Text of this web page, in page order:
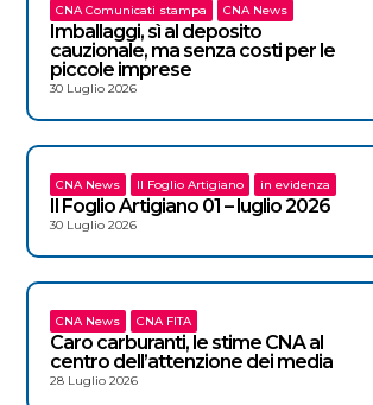
CNA Comunicati stampa CNA News
Imballaggi, sì al deposito
cauzionale, ma senza costi per le
piccole imprese
30 Luglio 2026
CNA News Il Foglio Artigiano in evidenza
Il Foglio Artigiano 01 – luglio 2026
30 Luglio 2026
CNA News CNA FITA
Caro carburanti, le stime CNA al
centro dell’attenzione dei media
28 Luglio 2026